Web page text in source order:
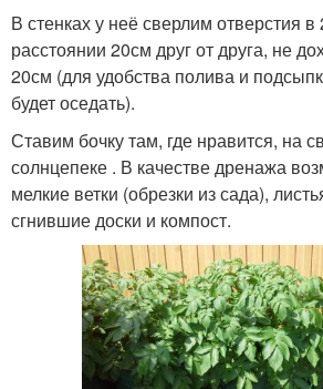
В стенках у неё сверлим отверстия
расстоянии 20см друг от друга, не
20см (для удобства полива и
будет оседать).
Ставим бочку там, где нравится, на
солнцепеке . В качестве дренажа
мелкие ветки (обрезки из сада),
сгнившие доски и компост.